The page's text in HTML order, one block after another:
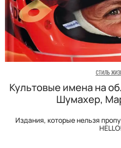
СТИЛЬ
Культовые имена на
Шумахер,
Издания, которые нельзя
HELLO!